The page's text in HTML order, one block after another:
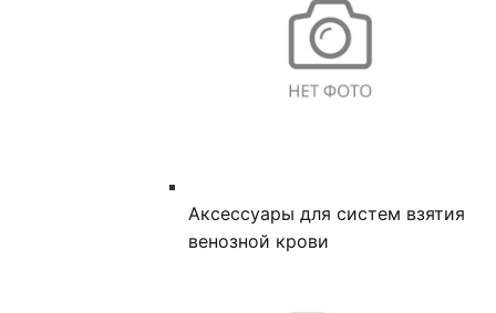
Аксессуары для систем взятия
венозной крови